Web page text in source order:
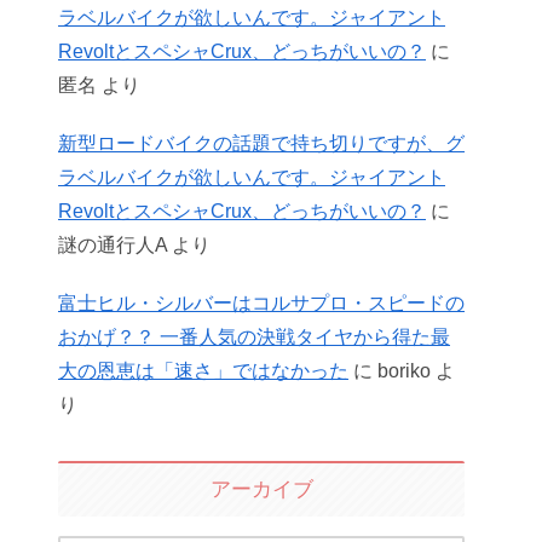
ラベルバイクが欲しいんです。ジャイアント
RevoltとスペシャCrux、どっちがいいの？ に
匿名 より
新型ロードバイクの話題で持ち切りですが、グ
ラベルバイクが欲しいんです。ジャイアント
RevoltとスペシャCrux、どっちがいいの？ に
謎の通行人A より
富士ヒル・シルバーはコルサプロ・スピードの
おかげ？？ 一番人気の決戦タイヤから得た最
大の恩恵は「速さ」ではなかった に boriko よ
り
アーカイブ